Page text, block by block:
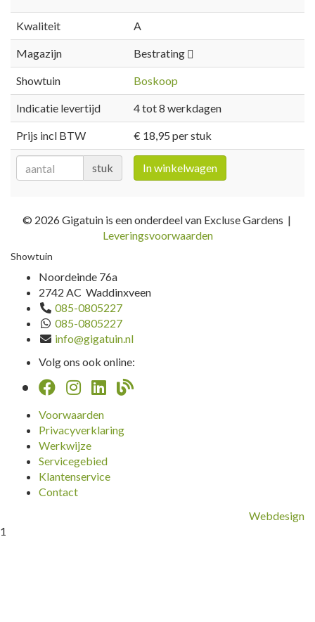
Kwaliteit A
Magazijn Bestrating
Showtuin Boskoop
Indicatie levertijd 4 tot 8 werkdagen
Prijs incl BTW € 18,95 per stuk
stuk In winkelwagen
© 2026 Gigatuin is een onderdeel van Excluse Gardens |
Leveringsvoorwaarden
Showtuin
Noordeinde 76a
2742 AC Waddinxveen
085-0805227
085-0805227
info@gigatuin.nl
Volg ons ook online:
Voorwaarden
Privacyverklaring
Werkwijze
Servicegebied
Klantenservice
Contact
Webdesign
1